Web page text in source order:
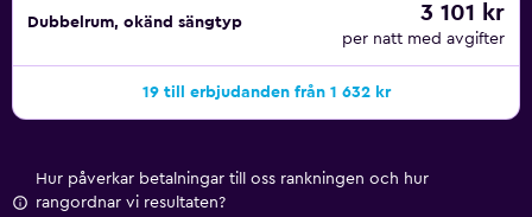
Dubbelrum, okänd sängtyp 3 101 kr
per natt med avgifter
19 till erbjudanden från 1 632 kr
Hur påverkar betalningar till oss rankningen och hur
rangordnar vi resultaten?